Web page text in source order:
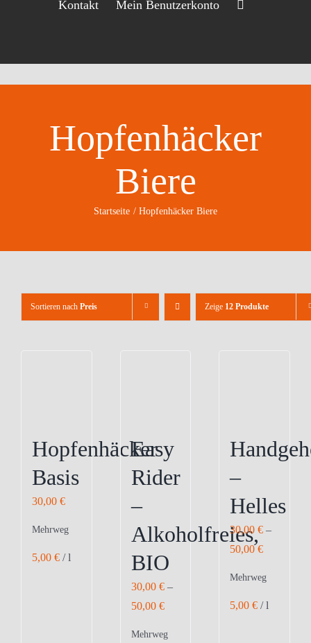
Kontakt Mein Benutzerkonto
Hopfenhäcker
Biere
Startseite Hopfenhäcker Biere
Sortieren nach Preis Zeige 12 Produkte
Hopfenhäcker
Basis
30,00 €
Mehrweg
5,00 € /l
Easy
Rider
–
Alkoholfreies,
BIO
30,00 €–
50,00 €
Mehrweg
–
Helles
30,00€ –
50,00€
Mehrweg
5,00€ /l